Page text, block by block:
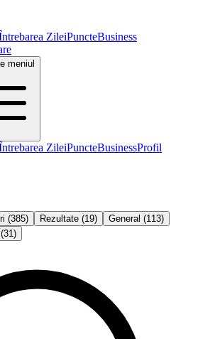
ZileiPuncteBusiness
meniul
ZileiPuncteBusinessProfil
(385) Rezultate (19) General (113)
(31 )